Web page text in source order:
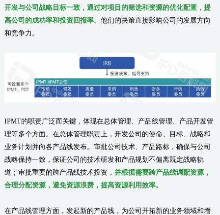
开发与公司战略目标一致，通过对项目的筛选和资源的优化配置，提
高公司的成功率和投资回报率。 他们的决策直接影响公司的发展方向
和竞争力。
IPMT的职责广泛而关键，体现在总体管理、产品线管理、产品开发管
理等多个方面。在总体管理职责上，开发公司的使命、目标、战略和
业务计划并向各产品线发布。审批公司技术、产品路标，确保与公司
战略保持一致，保证公司的技术研发和产品规划不偏离既定战略轨
道；审批重要的跨产品线技术投资， 并根据需要跨产品线调配资源，
合理分配资源，避免资源浪费，提高资源利用效率。
在产品线管理方面，发起新的产品线，为公司开拓新的业务领域和增